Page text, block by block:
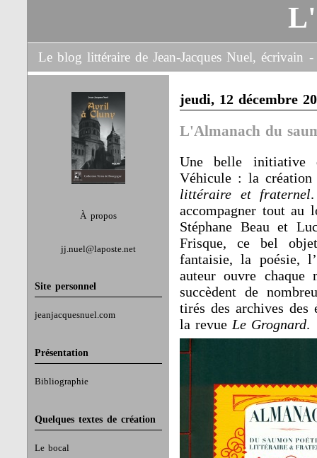
Le blog littéraire de Jean-Jacques Nuel, écrivain
À propos
jj.nuel@laposte.net
Site personnel
jeanjacquesnuel.com
Présentation
Bibliographie
Quelques textes de création
Le bocal
jeudi, 12 décembre
L'Almanach du
Une belle initiative
Véhicule : la
littéraire et fraternel
accompagner tout au
Stéphane Beau et
Frisque, ce bel
fantaisie, la poésie,
auteur ouvre
succèdent de
tirés des archives
la revue Le Grognard.